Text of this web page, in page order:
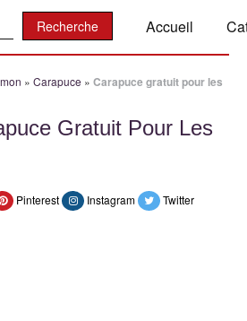
Accueil
» Carapuce » Carapuce gratuit pour les
Gratuit Pour Les
Pinterest Instagram Twitter